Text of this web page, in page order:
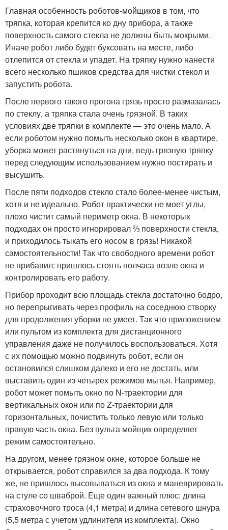
Главная особенность роботов-мойщиков в том, что
тряпка, которая крепится ко дну прибора, а также
поверхность самого стекла не должны быть мокрыми.
Иначе робот либо будет буксовать на месте, либо
отлепится от стекла и упадет. На тряпку нужно нанести
всего несколько пшиков средства для чистки стекол и
запустить робота.
После первого такого прогона грязь просто размазалась
по стеклу, а тряпка стала очень грязной. В таких
условиях две тряпки в комплекте — это очень мало. А
если роботом нужно помыть несколько окон в квартире,
уборка может растянуться на дни, ведь грязную тряпку
перед следующим использованием нужно постирать и
высушить.
После пяти подходов стекло стало более-менее чистым,
хотя и не идеально. Робот практически не моет углы,
плохо чистит самый периметр окна. В некоторых
подходах он просто игнорировал ⅔ поверхности стекла,
и приходилось тыкать его носом в грязь! Никакой
самостоятельности! Так что свободного времени робот
не прибавил: пришлось стоять полчаса возле окна и
контролировать его работу.
Прибор проходит всю площадь стекла достаточно бодро,
но перепрыгивать через профиль на соседнюю створку
для продолжения уборки не умеет. Так что приложением
или пультом из комплекта для дистанционного
управления даже не получилось воспользоваться. Хотя
с их помощью можно подвинуть робот, если он
остановился слишком далеко и его не достать, или
выставить один из четырех режимов мытья. Например,
робот может помыть окно по N-траектории для
вертикальных окон или по Z-траектории для
горизонтальных, почистить только левую или только
правую часть окна. Без пульта мойщик определяет
режим самостоятельно.
На другом, менее грязном окне, которое больше не
открывается, робот справился за два подхода. К тому
же, не пришлось высовываться из окна и маневрировать
на стуле со шваброй. Еще один важный плюс: длина
страховочного троса (4,1 метра) и длина сетевого шнура
(5,5 метра с учетом удлинителя из комплекта). Окно